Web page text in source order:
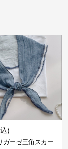
)
ガーゼ三角スカー